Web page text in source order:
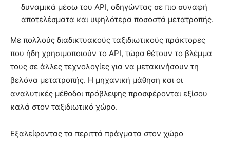
δυναμικά μέσω του API, οδηγώντας σε πιο συναφή
αποτελέσματα και υψηλότερα ποσοστά μετατροπής.
Με πολλούς διαδικτυακούς ταξιδιωτικούς πράκτορες
που ήδη χρησιμοποιούν το API, τώρα θέτουν το βλέμμα
τους σε άλλες τεχνολογίες για να μετακινήσουν τη
βελόνα μετατροπής. Η μηχανική μάθηση και οι
αναλυτικές μέθοδοι πρόβλεψης προσφέρονται εξίσου
καλά στον ταξιδιωτικό χώρο.
Εξαλείφοντας τα περιττά πράγματα στον χώρο